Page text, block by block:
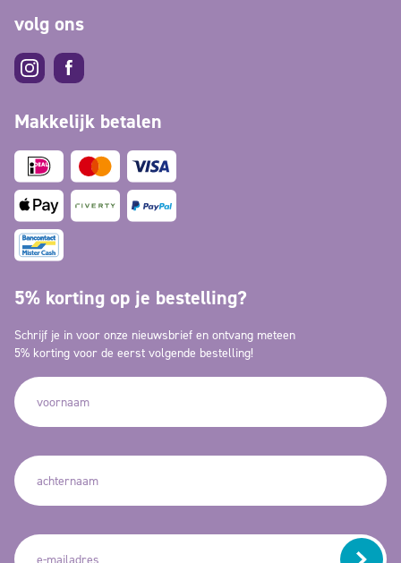
volg ons
Makkelijk betalen
5% korting op je bestelling?
Schrijf je in voor onze nieuwsbrief en ontvang meteen
5% korting voor de eerst volgende bestelling!